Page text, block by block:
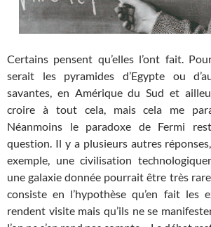
Certains pensent qu’elles l’ont fait.
serait les pyramides d’Egypte ou
savantes, en Amérique du Sud et
croire à tout cela, mais cela me
Néanmoins le paradoxe de Fermi
question. Il y a plusieurs autres
exemple, une civilisation
une galaxie donnée pourrait être très
consiste en l’hypothèse qu’en fait les
rendent visite mais qu’ils ne se